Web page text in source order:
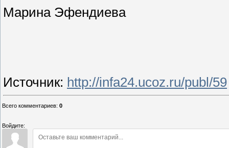
Марина Эфендиева
Источник: http://infa24.ucoz.ru/publ/59
Всего комментариев: 0
Войдите: